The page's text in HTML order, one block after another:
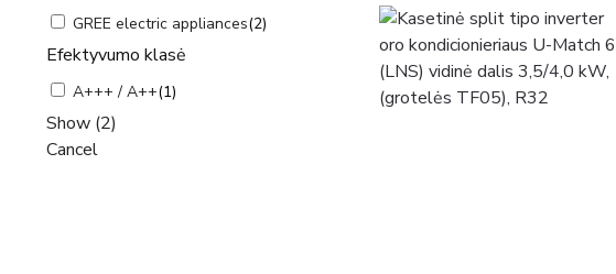
GREE electric appliances(2)
Efektyvumo klasė
A+++ / A++(1)
Show (2)
Cancel